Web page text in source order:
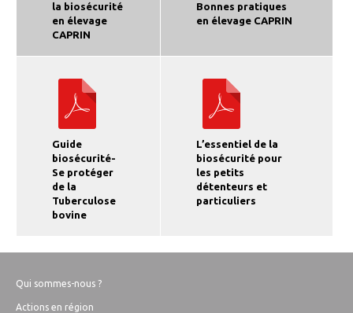
la biosécurité
en élevage
CAPRIN
Bonnes pratiques
en élevage CAPRIN
Guide
biosécurité-
Se protéger
de la
Tuberculose
bovine
L’essentiel de la
biosécurité pour
les petits
détenteurs et
particuliers
Qui sommes-nous ?
Actions en région